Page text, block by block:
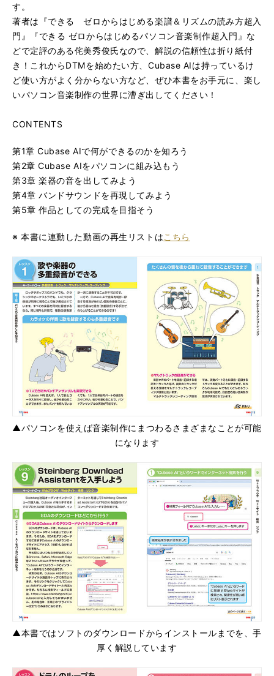
す。
著者は『できる ゼロからはじめる楽譜＆リズムの読み方超入
門』『できる ゼロからはじめるパソコン音楽制作超入門』な
どで定評のある侘美秀俊氏なので、解説の信頼性は折り紙付
き！これからDTMを始めたい方、Cubase AIは持っているけ
ど使い方がよく分からない方など、ぜひ本書をお手元に、楽し
いパソコン音楽制作の世界に漕ぎ出してください！
CONTENTS
第1章 Cubase AIで何ができるのかを知ろう
第2章 Cubase AIをパソコンに組み込もう
第3章 楽器の音を出してみよう
第4章 バンドサウンドを再現してみよう
第5章 作品としての完成を目指そう
※ 本書に連動した動画の再生リストはこちら
▲パソコンを使えば音楽制作にまつわるさまざまなことが可能
になります
▲本書ではソフトのダウンロードからインストールまでを、手
厚く解説しています